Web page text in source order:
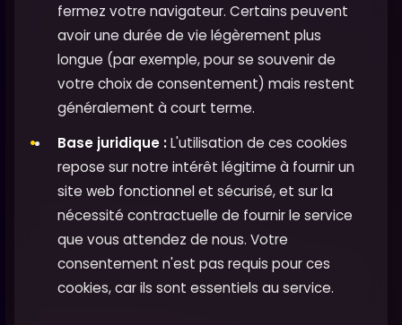
fermez votre navigateur. Certains peuvent
avoir une durée de vie légèrement plus
longue (par exemple, pour se souvenir de
votre choix de consentement) mais restent
généralement à court terme.
Base juridique :L'utilisation de ces cookies
repose sur notre intérêt légitime à fournir un
site web fonctionnel et sécurisé, et sur la
nécessité contractuelle de fournir le service
que vous attendez de nous. Votre
consentement n'est pas requis pour ces
cookies, car ils sont essentiels au service.